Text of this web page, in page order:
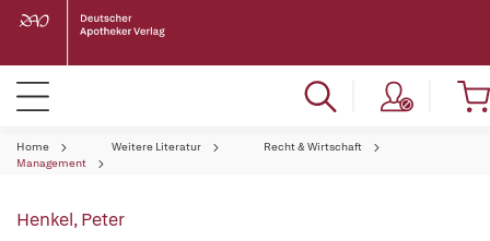
Home Weitere Literatur
Recht & Wirtschaft
Management
Henkel, Peter